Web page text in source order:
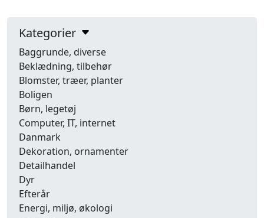
Kategorier
Baggrunde, diverse
Beklædning, tilbehør
Blomster, træer, planter
Boligen
Børn, legetøj
Computer, IT, internet
Danmark
Dekoration, ornamenter
Detailhandel
Dyr
Efterår
Energi, miljø, økologi